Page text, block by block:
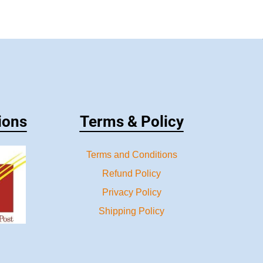
Terms & Policy
Terms and Conditions
Refund Policy
Privacy Policy
Shipping Policy